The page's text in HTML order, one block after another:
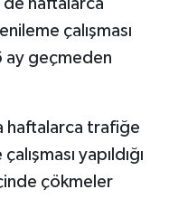
haftalarca
çalışması
ay geçmeden
haftalarca trafiğe
yapıldığı
çökmeler